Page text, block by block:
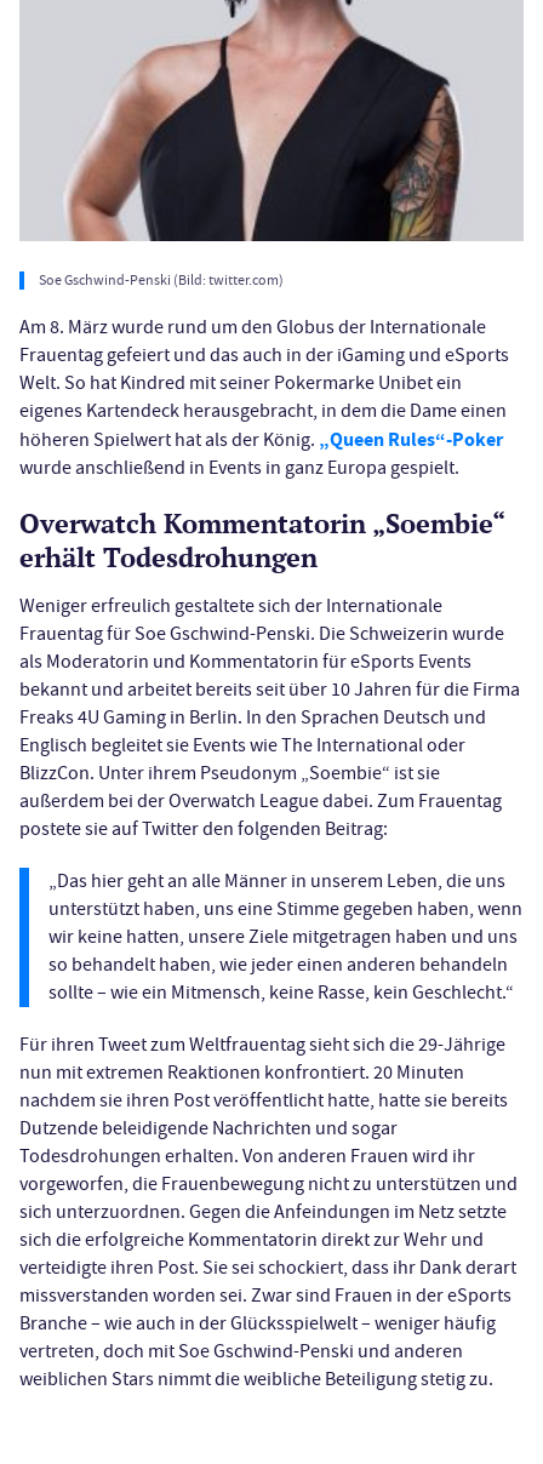
Soe Gschwind-Penski (Bild: twitter.com)
Am 8. März wurde rund um den Globus der Internationale
Frauentag gefeiert und das auch in der iGaming und eSports
Welt. So hat Kindred mit seiner Pokermarke Unibet ein
eigenes Kartendeck herausgebracht, in dem die Dame einen
höheren Spielwert hat als der König. „Queen Rules“-Poker
wurde anschließend in Events in ganz Europa gespielt.
Overwatch Kommentatorin „Soembie“
erhält Todesdrohungen
Weniger erfreulich gestaltete sich der Internationale
Frauentag für Soe Gschwind-Penski. Die Schweizerin wurde
als Moderatorin und Kommentatorin für eSports Events
bekannt und arbeitet bereits seit über 10 Jahren für die Firma
Freaks 4U Gaming in Berlin. In den Sprachen Deutsch und
Englisch begleitet sie Events wie The International oder
BlizzCon. Unter ihrem Pseudonym „Soembie“ ist sie
außerdem bei der Overwatch League dabei. Zum Frauentag
postete sie auf Twitter den folgenden Beitrag:
„Das hier geht an alle Männer in unserem Leben, die uns
unterstützt haben, uns eine Stimme gegeben haben, wenn
wir keine hatten, unsere Ziele mitgetragen haben und uns
so behandelt haben, wie jeder einen anderen behandeln
sollte – wie ein Mitmensch, keine Rasse, kein Geschlecht.“
Für ihren Tweet zum Weltfrauentag sieht sich die 29-Jährige
nun mit extremen Reaktionen konfrontiert. 20 Minuten
nachdem sie ihren Post veröffentlicht hatte, hatte sie bereits
Dutzende beleidigende Nachrichten und sogar
Todesdrohungen erhalten. Von anderen Frauen wird ihr
vorgeworfen, die Frauenbewegung nicht zu unterstützen und
sich unterzuordnen. Gegen die Anfeindungen im Netz setzte
sich die erfolgreiche Kommentatorin direkt zur Wehr und
verteidigte ihren Post. Sie sei schockiert, dass ihr Dank derart
missverstanden worden sei. Zwar sind Frauen in der eSports
Branche – wie auch in der Glücksspielwelt – weniger häufig
vertreten, doch mit Soe Gschwind-Penski und anderen
weiblichen Stars nimmt die weibliche Beteiligung stetig zu.